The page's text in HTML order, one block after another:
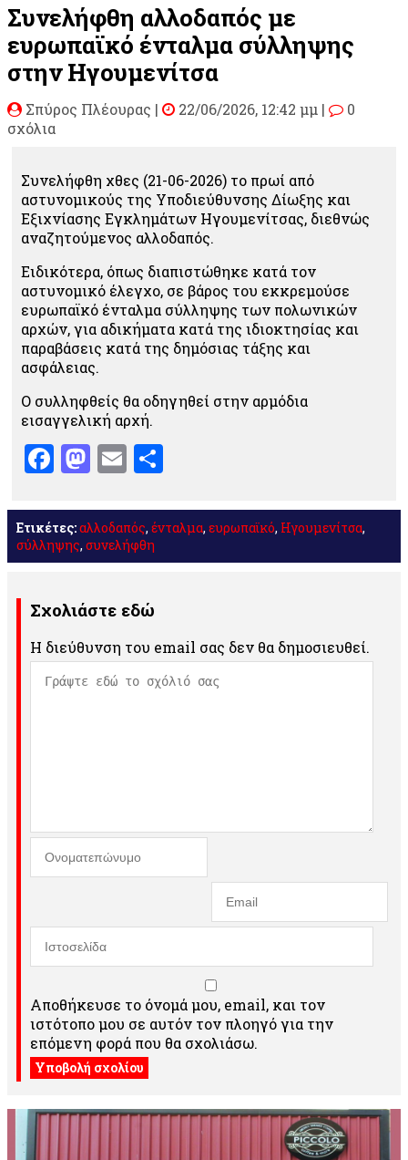
Συνελήφθη αλλοδαπός με
ευρωπαϊκό ένταλμα σύλληψης
στην Ηγουμενίτσα
Σπύρος Πλέουρας | 22/06/2026, 12:42 μμ |
0
σχόλια
Συνελήφθη χθες (21-06-2026) το πρωί από
αστυνομικούς της Υποδιεύθυνσης Δίωξης και
Εξιχνίασης Εγκλημάτων Ηγουμενίτσας, διεθνώς
αναζητούμενος αλλοδαπός.
Ειδικότερα, όπως διαπιστώθηκε κατά τον
αστυνομικό έλεγχο, σε βάρος του εκκρεμούσε
ευρωπαϊκό ένταλμα σύλληψης των πολωνικών
αρχών, για αδικήματα κατά της ιδιοκτησίας και
παραβάσεις κατά της δημόσιας τάξης και
ασφάλειας.
Ο συλληφθείς θα οδηγηθεί στην αρμόδια
εισαγγελική αρχή.
Facebook
Mastodon
Email
Ετικέτες:αλλοδαπός, ένταλμα, ευρωπαϊκό, Ηγουμενίτσα,
σύλληψης, συνελήφθη
Σχολιάστε εδώ
Η διεύθυνση του email σας δεν θα δημοσιευθεί.
Αποθήκευσε το όνομά μου, email, και τον
ιστότοπο μου σε αυτόν τον πλοηγό για την
επόμενη φορά που θα σχολιάσω.